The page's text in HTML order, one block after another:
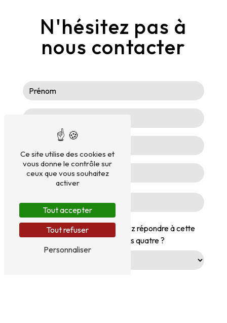
N'hésitez pas à
nous contacter
Vous n'êtes pas un robot, veuillez répondre à cette
question : combien font cinq plus quatre ?
Ce site utilise des cookies et
vous donne le contrôle sur
ceux que vous souhaitez
activer
Tout accepter
Tout refuser
Personnaliser